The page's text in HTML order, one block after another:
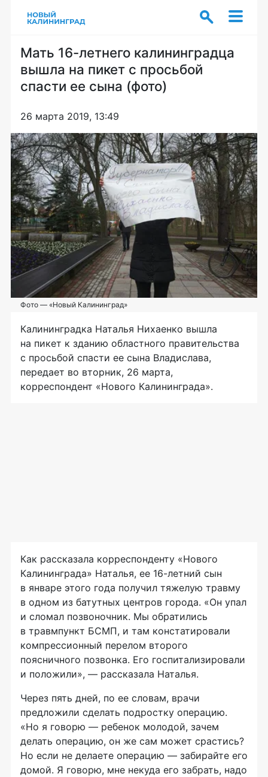
Мать 16-летнего калининградца
вышла на пикет с просьбой
спасти ее сына (фото)
26 марта 2019, 13:49
Фото — «Новый Калининград»
Калининградка Наталья Нихаенко вышла
на пикет к зданию областного правительства
с просьбой спасти ее сына Владислава,
передает во вторник, 26 марта,
корреспондент «Нового Калининграда».
Как рассказала корреспонденту «Нового
Калининграда» Наталья, ее 16-летний сын
в январе этого года получил тяжелую травму
в одном из батутных центров города. «Он упал
и сломал позвоночник. Мы обратились
в травмпункт БСМП, и там констатировали
компрессионный перелом второго
поясничного позвонка. Его госпитализировали
и положили», — рассказала Наталья.
Через пять дней, по ее словам, врачи
предложили сделать подростку операцию.
«Но я говорю — ребенок молодой, зачем
делать операцию, он же сам может срастись?
Но если не делаете операцию — забирайте его
домой. Я говорю, мне некуда его забрать, надо